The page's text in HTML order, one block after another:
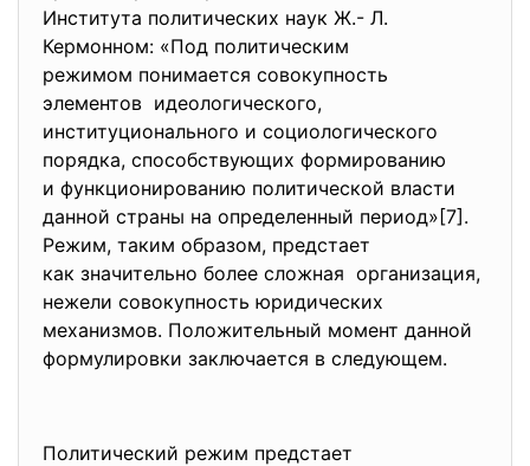
Института политических наук Ж.- Л.
Кермонном: «Под политическим
режимом понимается совокупность
элементов идеологического,
институционального и социологического
порядка, способствующих формированию
и функционированию политической власти
данной страны на определенный период»[7].
Режим, таким образом, предстает
как значительно более сложная организация,
нежели совокупность юридических
механизмов. Положительный момент данной
формулировки заключается в следующем.
Политический режим предстает